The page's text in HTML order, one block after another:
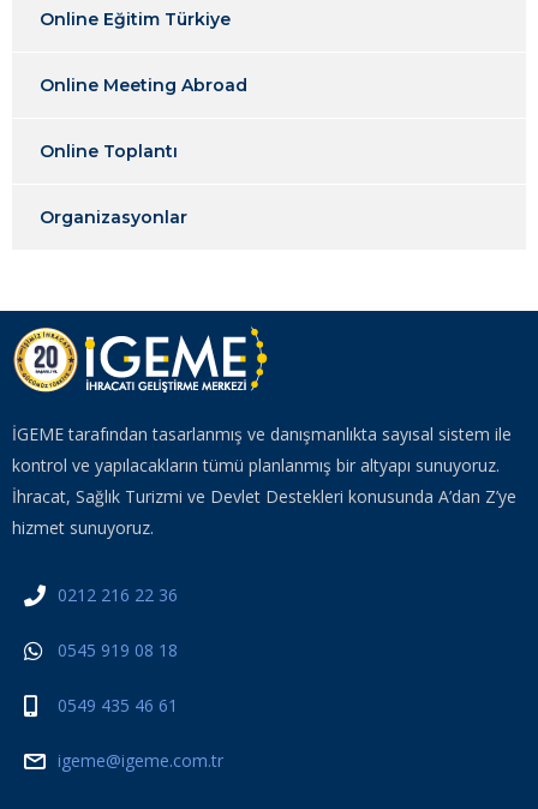
Online Eğitim Türkiye
Online Meeting Abroad
Online Toplantı
Organizasyonlar
İGEME tarafından tasarlanmış ve danışmanlıkta sayısal sistem ile
kontrol ve yapılacakların tümü planlanmış bir altyapı sunuyoruz.
İhracat, Sağlık Turizmi ve Devlet Destekleri konusunda A’dan Z’ye
hizmet sunuyoruz.
0212 216 22 36
0545 919 08 18
0549 435 46 61
igeme@igeme.com.tr